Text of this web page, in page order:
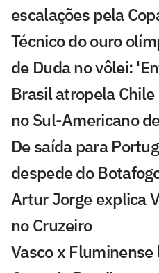
escalações pela
Técnico do ouro
de Duda no vôlei:
Brasil atropela
no Sul-Americano
De saída para
despede do
Artur Jorge explica
no Cruzeiro
Vasco x